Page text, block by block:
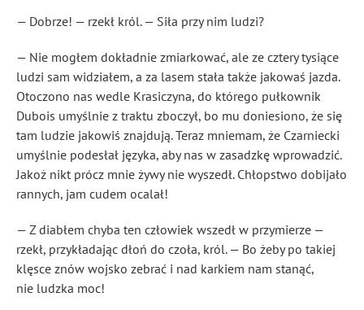
— Dobrze! — rzekł król. — Siła przy nim ludzi?
— Nie mogłem dokładnie zmiarkować, ale ze cztery tysiące
ludzi sam widziałem, a za lasem stała także jakowaś jazda.
Otoczono nas wedle Krasiczyna, do którego pułkownik
Dubois umyślnie z traktu zboczył, bo mu doniesiono, że się
tam ludzie jakowiś znajdują. Teraz mniemam, że Czarniecki
umyślnie podesłał języka, aby nas w zasadzkę wprowadzić.
Jakoż nikt prócz mnie żywy nie wyszedł. Chłopstwo dobijało
rannych, jam cudem ocalał!
— Z diabłem chyba ten człowiek wszedł w przymierze —
rzekł, przykładając dłoń do czoła, król. — Bo żeby po takiej
klęsce znów wojsko zebrać i nad karkiem nam stanąć,
nie ludzka moc!